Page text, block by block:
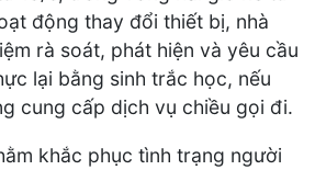
động thay đổi thiết bị, nhà
rà soát, phát hiện và yêu cầu
lại bằng sinh trắc học, nếu
cung cấp dịch vụ chiều gọi đi.
khắc phục tình trạng người